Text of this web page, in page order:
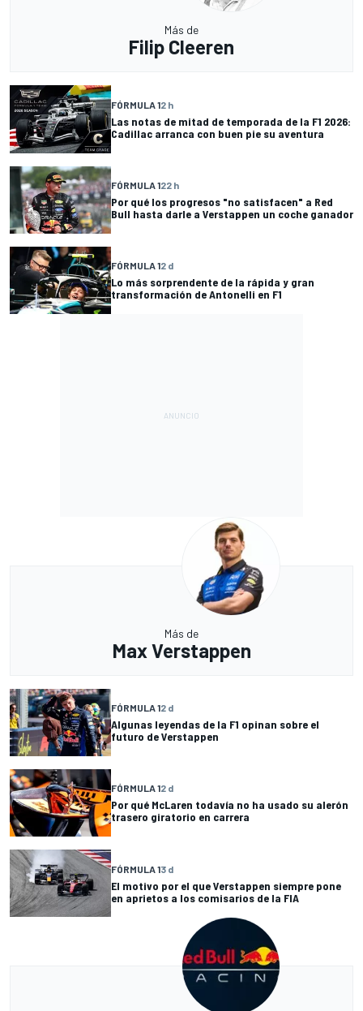
Más de
Filip Cleeren
FÓRMULA 12 h
Las notas de mitad de temporada de la F1 2026:
Cadillac arranca con buen pie su aventura
FÓRMULA 122 h
Por qué los progresos "no satisfacen" a Red
Bull hasta darle a Verstappen un coche ganador
FÓRMULA 12 d
Lo más sorprendente de la rápida y gran
transformación de Antonelli en F1
Más de
Max Verstappen
FÓRMULA 12 d
Algunas leyendas de la F1 opinan sobre el
futuro de Verstappen
FÓRMULA 12 d
Por qué McLaren todavía no ha usado su alerón
trasero giratorio en carrera
FÓRMULA 13 d
El motivo por el que Verstappen siempre pone
en aprietos a los comisarios de la FIA